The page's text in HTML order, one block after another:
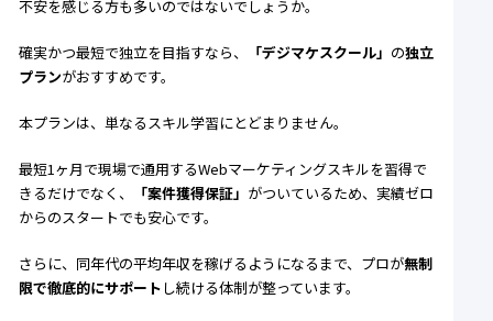
不安を感じる方も多いのではないでしょうか。
確実かつ最短で独立を目指すなら、 「デジマケスクール」 の独立
プランがおすすめです。
本プランは、単なるスキル学習にとどまりません。
最短1ヶ月で現場で通用するWebマーケティングスキルを習得で
きるだけでなく、
「案件獲得保証」 がついているため、実績ゼロ
からのスタートでも安心です。
さらに、同年代の平均年収を稼げるようになるまで、プロが無制
限で徹底的にサポート し続ける体制が整っています。